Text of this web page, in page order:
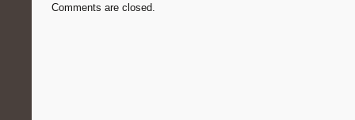
Comments are closed.